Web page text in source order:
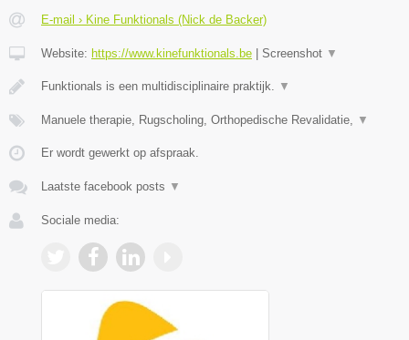
E-mail › Kine Funktionals (Nick de Backer)
Website: https://www.kinefunktionals.be Screenshot ▼
Funktionals is een multidisciplinaire praktijk. ▼
Manuele therapie, Rugscholing, Orthopedische Revalidatie, ▼
Er wordt gewerkt op afspraak.
Laatste facebook posts ▼
Sociale media: